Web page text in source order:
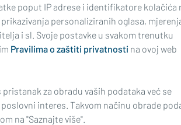
je početak
poput IP adrese i identifikatore kolačića
personaliziranih oglasa,
i sl. Svoje postavke u svakom trenutku
Pravilima o zaštiti privatnosti na ovoj web
za obradu vaših podataka već se
interes. Takvom načinu obrade
na "Saznajte više".